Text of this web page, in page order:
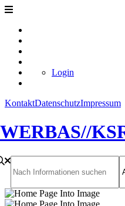
Login
KontaktDatenschutzImpressum
WERBAS//